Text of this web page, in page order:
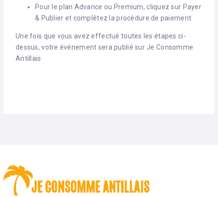
Pour le plan Advance ou Premium, cliquez sur Payer
& Publier et complétez la procédure de paiement
Une fois que vous avez effectué toutes les étapes ci-
dessus, votre événement sera publié sur Je Consomme
Antillais